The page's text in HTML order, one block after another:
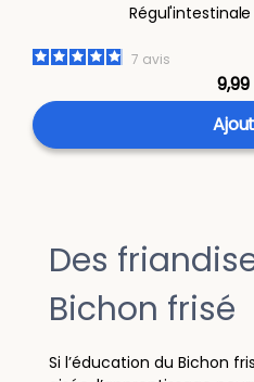
7 avis
Des
Bichon frisé
Si l’éducation du Bichon